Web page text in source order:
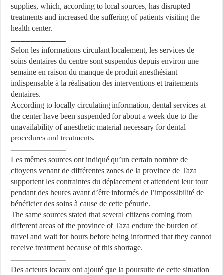
supplies, which, according to local sources, has disrupted
treatments and increased the suffering of patients visiting the
health center.
ــــــــــــــــــــــ
Selon les informations circulant localement, les services de
soins dentaires du centre sont suspendus depuis environ une
semaine en raison du manque de produit anesthésiant
indispensable à la réalisation des interventions et traitements
dentaires.
According to locally circulating information, dental services at
the center have been suspended for about a week due to the
unavailability of anesthetic material necessary for dental
procedures and treatments.
ــــــــــــــــــــــ
Les mêmes sources ont indiqué qu’un certain nombre de
citoyens venant de différentes zones de la province de Taza
supportent les contraintes du déplacement et attendent leur tour
pendant des heures avant d’être informés de l’impossibilité de
bénéficier des soins à cause de cette pénurie.
The same sources stated that several citizens coming from
different areas of the province of Taza endure the burden of
travel and wait for hours before being informed that they cannot
receive treatment because of this shortage.
ــــــــــــــــــــــ
Des acteurs locaux ont ajouté que la poursuite de cette situation